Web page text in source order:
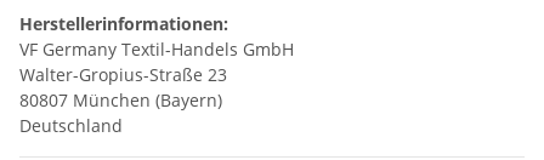
Herstellerinformationen:
VF Germany Textil-Handels GmbH
Walter-Gropius-Straße 23
80807 München (Bayern)
Deutschland